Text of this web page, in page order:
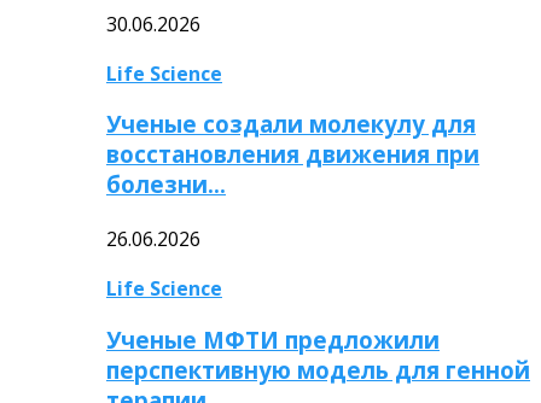
30.06.2026
Life Science
Ученые создали молекулу для
восстановления движения при
болезни…
26.06.2026
Life Science
Ученые МФТИ предложили
перспективную модель для генной